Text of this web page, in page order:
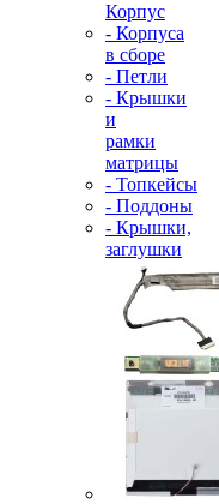
Корпус
- Корпуса
в сборе
- Петли
- Крышки
и
рамки
матрицы
- Топкейсы
- Поддоны
- Крышки,
заглушки